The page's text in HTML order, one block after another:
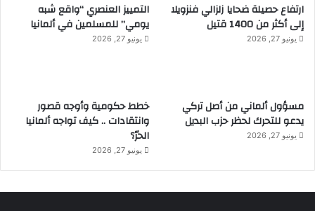
ارتفاع حصيلة ضحايا زلزالي فنزويلا
إلى أكثر من 1400 قتيل
يونيو 27, 2026
التمييز العنصري “واقع شبه
يومي” للمسلمين في ألمانيا
يونيو 27, 2026
مسؤول ألماني من أصل تركي
يدعو للتحرك لحظر حزب البديل
يونيو 27, 2026
خطط حكومية وأوجه قصور
وانتقادات .. كيف تواجه ألمانيا
الحرّ؟
يونيو 27, 2026